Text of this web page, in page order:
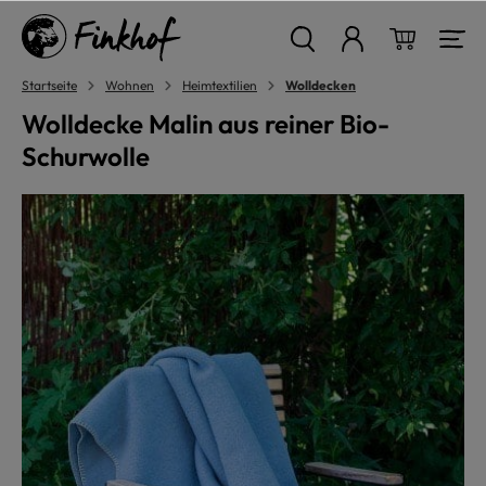
springen
Startseite Wohnen Heimtextilien Wolldecken
Wolldecke Malin aus reiner Bio-
Schurwolle
Bildergalerie überspringen